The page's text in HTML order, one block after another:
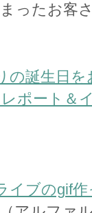
ったお客
の誕生日
ポート＆
イブのgif